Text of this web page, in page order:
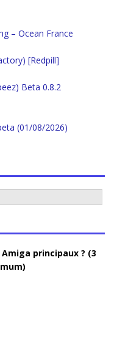
– Ocean France
[Redpill]
Beta 0.8.2
(01/08/2026)
principaux ? (3